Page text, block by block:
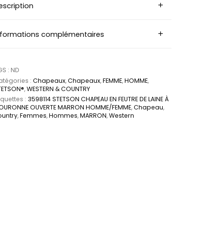
complémentaires
: ND
: Chapeaux,Chapeaux,FEMME,HOMME,
,WESTERN & COUNTRY
: 3598114 STETSON CHAPEAU EN FEUTRE DE LAINE À
OUVERTE MARRON HOMME/FEMME,Chapeau,
,Femmes,Hommes,MARRON,Western